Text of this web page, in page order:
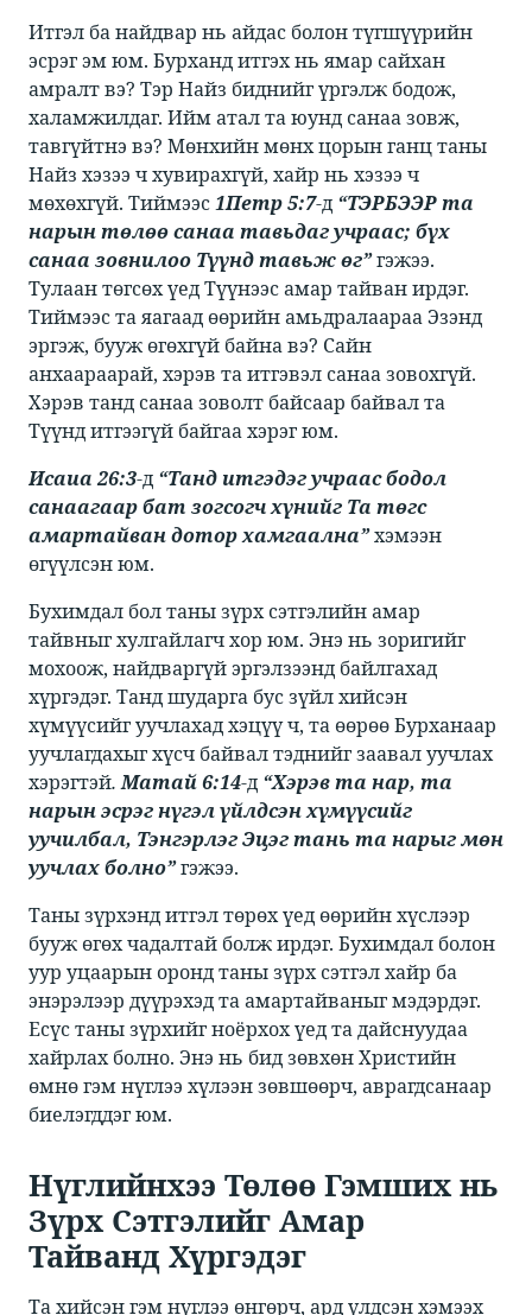
​​Итгэл ба найдвар нь айдас болон түгшүүрийн
эсрэг эм юм. Бурханд итгэх нь ямар сайхан
амралт вэ? Тэр Найз биднийг үргэлж бодож,
халамжилдаг. Ийм атал та юунд санаа зовж,
тавгүйтнэ вэ? Мөнхийн мөнх цорын ганц таны
Найз хэзээ ч хувирахгүй, хайр нь хэзээ ч
мөхөхгүй. Тиймээс ​​1Петр 5:7​​-д ​​ “ТЭРБЭЭР та
нарын төлөө санаа тавьдаг учраас; бүх
санаа зовнилоо Түүнд тавьж өг”​гэжээ.
Тулаан төгсөх үед Түүнээс амар тайван ирдэг.
Тиймээс та яагаад өөрийн амьдралаараа Эзэнд
эргэж, бууж өгөхгүй байна вэ? Сайн
анхаараарай, хэрэв та итгэвэл санаа зовохгүй.
Хэрэв танд санаа зоволт байсаар байвал та
Түүнд итгээгүй байгаа хэрэг юм. ​
Исаиа 26:3​​-д ​​ “Танд итгэдэг учраас бодол
санаагаар бат зогсогч хүнийг Та төгс
амартайван дотор хамгаална”​​ хэмээн
өгүүлсэн юм. ​
​​Бухимдал бол таны зүрх сэтгэлийн амар
тайвныг хулгайлагч хор юм. Энэ нь зоригийг
мохоож, найдваргүй эргэлзээнд байлгахад
хүргэдэг. Танд шударга бус зүйл хийсэн
хүмүүсийг уучлахад хэцүү ч, та өөрөө Бурханаар
уучлагдахыг хүсч байвал тэднийг заавал уучлах
хэрэгтэй​.Матай 6:14​​-д ​​ “Хэрэв та нар, та
нарын эсрэг нүгэл үйлдсэн хүмүүсийг
уучилбал, Тэнгэрлэг Эцэг тань та нарыг мөн
уучлах болно”​​ гэжээ. ​
​​Таны зүрхэнд итгэл төрөх үед өөрийн хүслээр
бууж өгөх чадалтай болж ирдэг. Бухимдал болон
уур уцаарын оронд таны зүрх сэтгэл хайр ба
энэрэлээр дүүрэхэд та амартайваныг мэдэрдэг.
Есүс таны зүрхийг ноёрхох үед та дайснуудаа
хайрлах болно. Энэ нь бид зөвхөн Христийн
өмнө гэм нүглээ хүлээн зөвшөөрч, аврагдсанаар
биелэгддэг юм.​
Нүглийнхээ​ ​Төлөө Гэмших нь
Зүрх Сэтгэлийг Амар
Тайванд Хүргэдэг​
​​Та хийсэн гэм нүглээ өнгөрч, ард үлдсэн хэмээх